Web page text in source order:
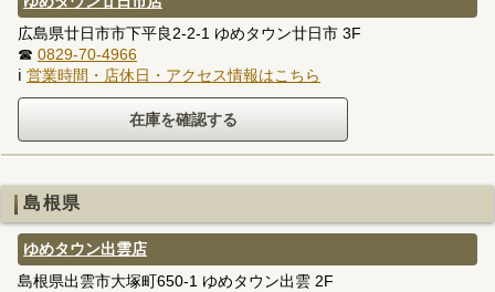
広島県廿日市市下平良2-2-1 ゆめタウン廿日市 3F
☎ 0829-70-4966
ℹ 営業時間・店休日・アクセス情報はこちら
島根県
ゆめタウン出雲店
島根県出雲市大塚町650-1 ゆめタウン出雲 2F